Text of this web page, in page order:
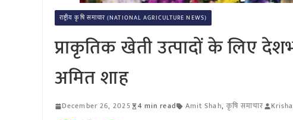
राष्ट्रीय कृषि समाचार (NATIONAL AGRICULTURE NEWS)
प्राकृतिक खेती उत्पादों के लिए
अमित शाह
December 26, 2025 4 min read Amit Shah, कृषि समाचार